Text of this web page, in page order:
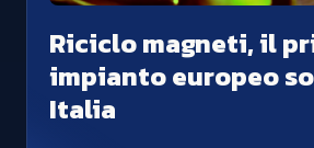
Riciclo magneti, il
impianto europeo
Italia